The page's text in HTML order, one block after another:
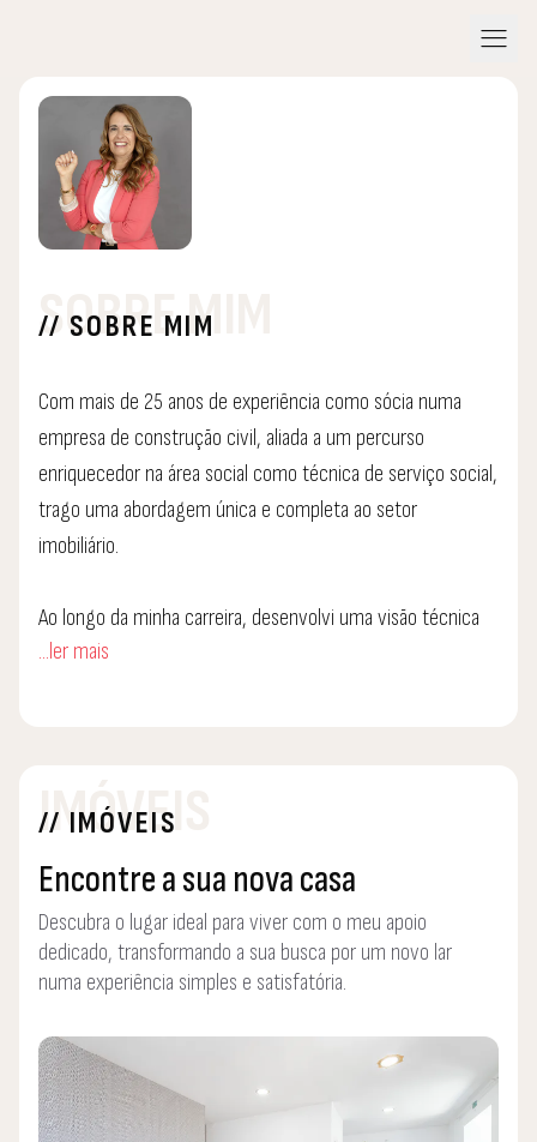
menu
// SOBRE MIM
SOBRE MIM
Com mais de 25 anos de experiência como sócia numa
empresa de construção civil, aliada a um percurso
enriquecedor na área social como técnica de serviço social,
trago uma abordagem única e completa ao setor
imobiliário.
Ao longo da minha carreira, desenvolvi uma visão técnica
apurada sobre construção, qualidade e valorização de
com foco na confiança, na empatia e na solução certa para
cada cliente.
Acredito que cada casa é mais do que um imóvel — é um
projeto de vida. E é com esse compromisso que
profissionalismo e uma atenção especial aos detalhes que
realmente importam.
...ler mais
// IMÓVEIS
IMÓVEIS
Encontre a sua nova casa
Descubra o lugar ideal para viver com o meu apoio
dedicado, transformando a sua busca por um novo lar
numa experiência simples e satisfatória.